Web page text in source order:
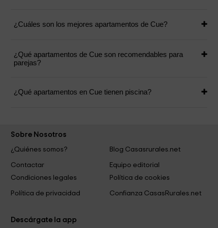
¿Cuáles son los mejores apartamentos de Cue?
¿Qué apartamentos de Cue son recomendables para
parejas?
¿Qué apartamentos en Cue tienen piscina?
Sobre Nosotros
¿Quiénes somos?
Blog Casasrurales.net
Contactar
Equipo editorial
Condiciones legales
Política de cookies
Política de privacidad Confianza CasasRurales.net
Descárgate la app